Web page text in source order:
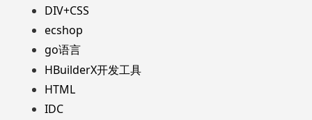
DIV+CSS
ecshop
go语言
HBuilderX开发工具
HTML
IDC